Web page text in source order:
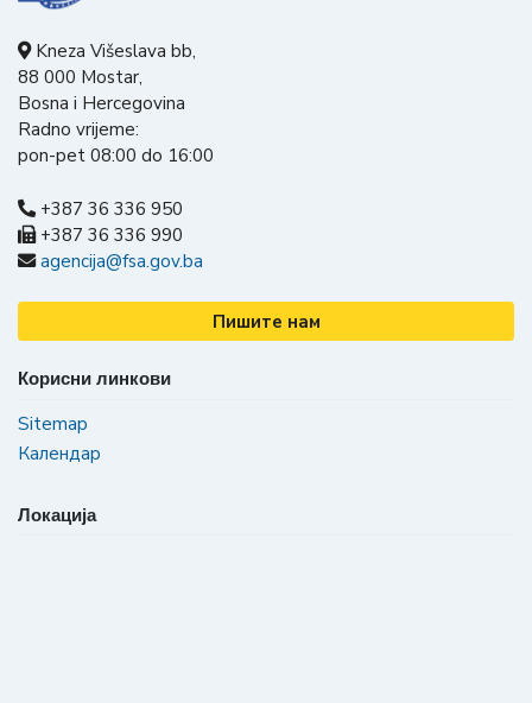
Kneza Višeslava bb,
88 000 Mostar,
Bosna i Hercegovina
Radno vrijeme:
pon-pet 08:00 do 16:00
+387 36 336 950
+387 36 336 990
agencija@fsa.gov.ba
Пишите нам
Корисни линкови
Sitemap
Календар
Локација